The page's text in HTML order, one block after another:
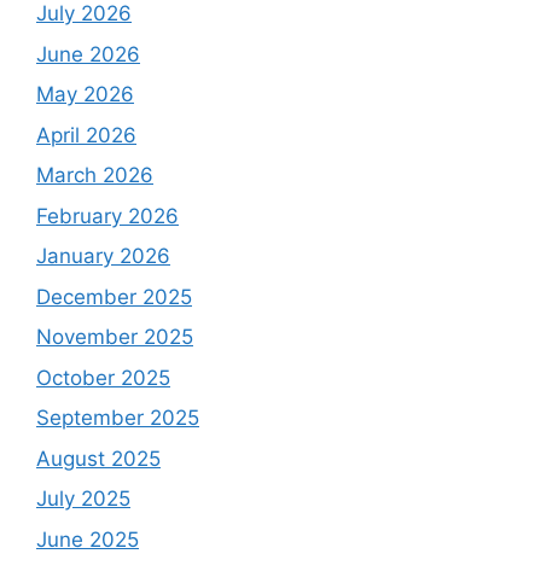
July 2026
June 2026
May 2026
April 2026
March 2026
February 2026
January 2026
December 2025
November 2025
October 2025
September 2025
August 2025
July 2025
June 2025